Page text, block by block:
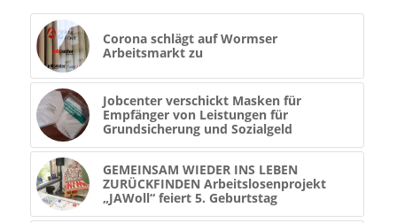
Corona schlägt auf Wormser
Arbeitsmarkt zu
Jobcenter verschickt Masken für
Empfänger von Leistungen für
Grundsicherung und Sozialgeld
GEMEINSAM WIEDER INS LEBEN
ZURÜCKFINDEN Arbeitslosenprojekt
„JAWoll“ feiert 5. Geburtstag